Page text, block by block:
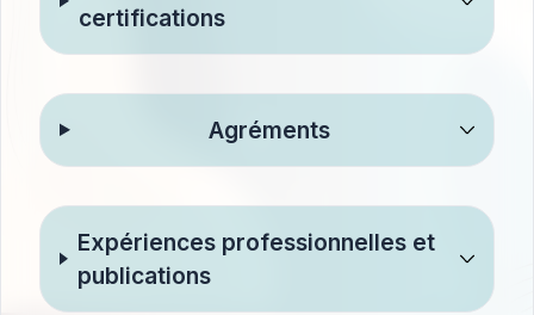
certifications
Agréments
Expériences professionnelles et
publications